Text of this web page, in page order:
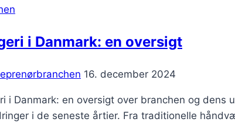
i Danmark: en oversigt
16. december 2024
i Danmark: en oversigt over branchen og dens
i de seneste årtier. Fra traditionelle